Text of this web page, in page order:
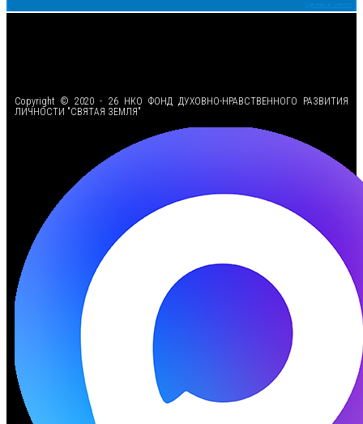
Сделано в samsite
Copyright © 2020 - 26 НКО ФОНД ДУХОВНО-НРАВСТВЕННОГО РАЗВИТИЯ
ЛИЧНОСТИ "СВЯТАЯ ЗЕМЛЯ"